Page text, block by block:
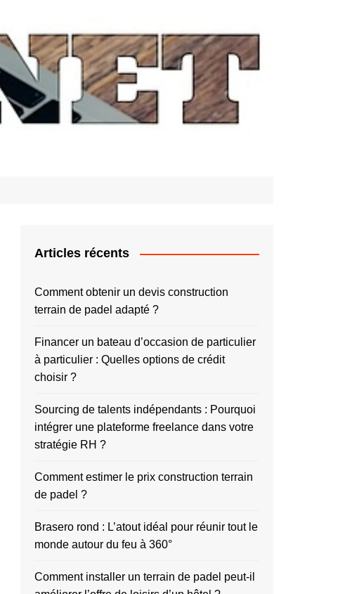
Articles récents
Comment obtenir un devis construction
terrain de padel adapté ?
Financer un bateau d’occasion de particulier
à particulier : Quelles options de crédit
choisir ?
Sourcing de talents indépendants : Pourquoi
intégrer une plateforme freelance dans votre
stratégie RH ?
Comment estimer le prix construction terrain
de padel ?
Brasero rond : L’atout idéal pour réunir tout le
monde autour du feu à 360°
Comment installer un terrain de padel peut-il